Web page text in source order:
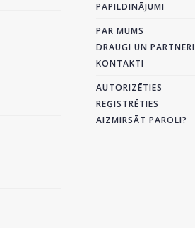
PAPILDINĀJUMI
PAR MUMS
DRAUGI UN PARTNERI
KONTAKTI
AUTORIZĒTIES
REĢISTRĒTIES
AIZMIRSĀT PAROLI?